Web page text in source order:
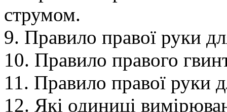
струмом.
9. Правило правої руки
10. Правило правого
11. Правило правої руки
12. Які одиниці